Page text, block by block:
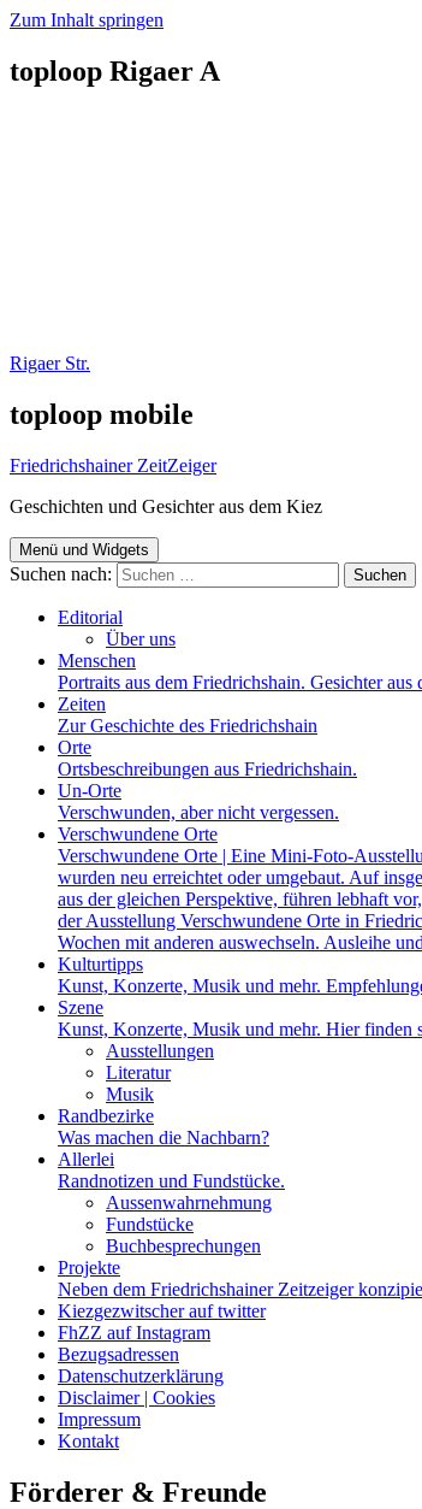
Zum Inhalt springen
toploop Rigaer A
Rigaer Str.
toploop mobile
Friedrichshainer ZeitZeiger
Geschichten und Gesichter aus dem Kiez
Menü und Widgets
Suchen nach:
Editorial
Über uns
Menschen
Portraits aus dem Friedrichshain. Gesichter aus
Zeiten
Zur Geschichte des Friedrichshain
Orte
Ortsbeschreibungen aus Friedrichshain.
Un-Orte
Verschwunden, aber nicht vergessen.
Verschwundene Orte
Verschwundene Orte | Eine Mini-Foto-
wurden neu erreichtet oder umgebaut. Auf
aus der gleichen Perspektive, führen lebhaft
der Ausstellung Verschwundene Orte in
Wochen mit anderen auswechseln. Ausleihe
Kulturtipps
Kunst, Konzerte, Musik und mehr.
Szene
Kunst, Konzerte, Musik und mehr. Hier finden
Ausstellungen
Literatur
Musik
Randbezirke
Was machen die Nachbarn?
Allerlei
Randnotizen und Fundstücke.
Aussenwahrnehmung
Fundstücke
Buchbesprechungen
Projekte
Neben dem Friedrichshainer Zeitzeiger
Kiezgezwitscher auf twitter
FhZZ auf Instagram
Bezugsadressen
Datenschutzerklärung
Disclaimer | Cookies
Impressum
Kontakt
Förderer & Freunde